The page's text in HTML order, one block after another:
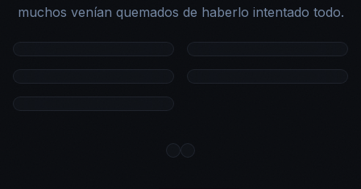
muchos venían quemados de haberlo intentado todo.